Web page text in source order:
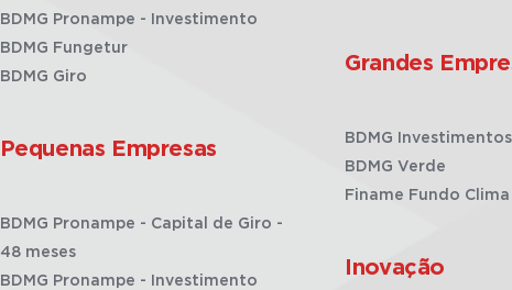
BDMG Pronampe - Investimento
BDMG Fungetur
BDMG Giro
Pequenas Empresas
BDMG Pronampe - Capital de Giro -
48 meses
BDMG Pronampe - Investimento
Grandes
BDMG Investimentos
BDMG Verde
Finame Fundo Clima
Inovação